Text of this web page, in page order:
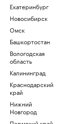
Екатеринбург
Новосибирск
Омск
Башкортостан
Вологодская
область
Калининград
Краснодарский
край
Нижний
Новгород